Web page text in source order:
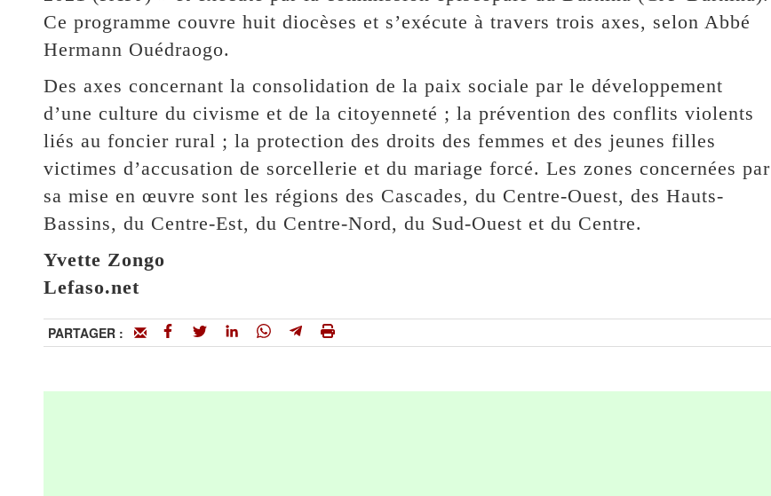
Ce programme couvre huit diocèses et s’exécute à travers trois axes, selon Abbé
Hermann Ouédraogo.
Des axes concernant la consolidation de la paix sociale par le développement
d’une culture du civisme et de la citoyenneté ; la prévention des conflits violents
liés au foncier rural ; la protection des droits des femmes et des jeunes filles
victimes d’accusation de sorcellerie et du mariage forcé. Les zones concernées par
sa mise en œuvre sont les régions des Cascades, du Centre-Ouest, des Hauts-
Bassins, du Centre-Est, du Centre-Nord, du Sud-Ouest et du Centre.
Yvette Zongo
Lefaso.net
PARTAGER :